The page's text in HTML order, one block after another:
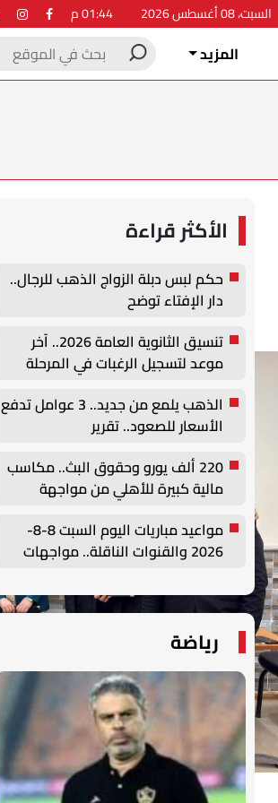
السبت، 08 أغسطس 2026
المزيد
الأكثر قراءة
حكم لبس دبلة الزواج الذهب للرجال..
دار الإفتاء توضح
تنسيق الثانوية العامة 2026.. آخر
موعد لتسجيل الرغبات في المرحلة
الذهب يلمع من جديد.. 3 عوامل تدفع
الأسعار للصعود.. تقرير
220 ألف يورو وحقوق البث.. مكاسب
مالية كبيرة للأهلي من مواجهة
برشلونة في كأس خوان جامبر
مواعيد مباريات اليوم السبت 8-8-
2026 والقنوات الناقلة.. مواجهات
رياضة